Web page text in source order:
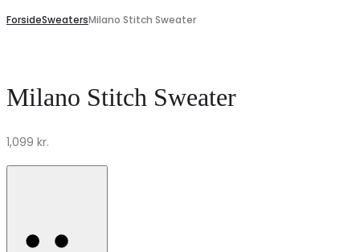
ForsideSweatersMilano Stitch Sweater
Milano Stitch Sweater
1,099 kr.